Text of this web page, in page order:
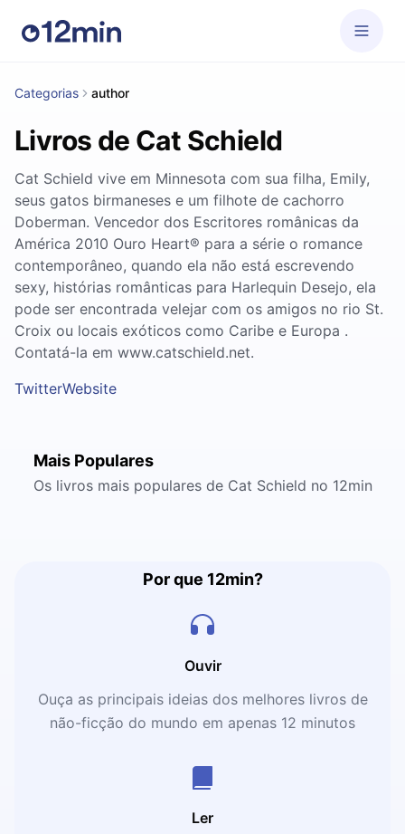
Categorias author
Livros de Cat Schield
Cat Schield vive em Minnesota com sua filha, Emily,
seus gatos birmaneses e um filhote de cachorro
Doberman. Vencedor dos Escritores românicas da
América 2010 Ouro Heart® para a série o romance
contemporâneo, quando ela não está escrevendo
sexy, histórias românticas para Harlequin Desejo, ela
pode ser encontrada velejar com os amigos no rio St.
Croix ou locais exóticos como Caribe e Europa .
Contatá-la em www.catschield.net.
TwitterWebsite
Mais Populares
Os livros mais populares de Cat Schield no 12min
Por que 12min?
Ouvir
Ouça as principais ideias dos melhores livros de
não-ficção do mundo em apenas 12 minutos
Ler